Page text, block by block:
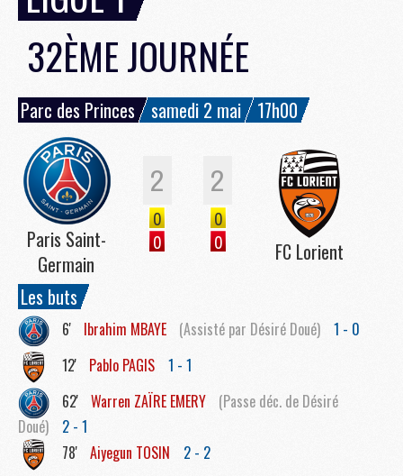
32ÈME JOURNÉE
Parc des Princes samedi 2 mai 17h00
Paris Saint-
Germain
2 2
0
0
0
0
FC Lorient
Les buts
6' Ibrahim MBAYE (Assisté par Désiré Doué)
1 - 0
12'
Pablo PAGIS
1 - 1
62' Warren ZAÏRE EMERY
(Passe déc. de Désiré
Doué)
2 - 1
78' Aiyegun TOSIN 2 - 2